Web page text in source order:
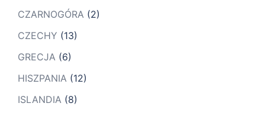
CZARNOGÓRA (2)
CZECHY (13)
GRECJA (6)
HISZPANIA (12)
ISLANDIA (8)